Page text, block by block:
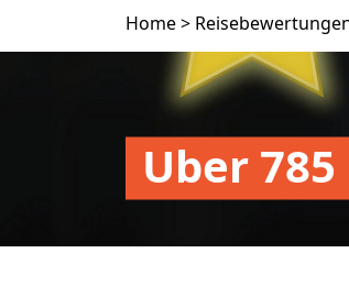
Home >
Uber